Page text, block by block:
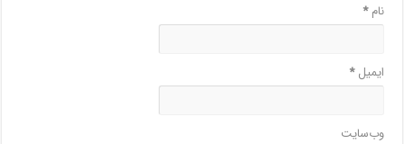
نام*
ایمیل*
وب‌سایت